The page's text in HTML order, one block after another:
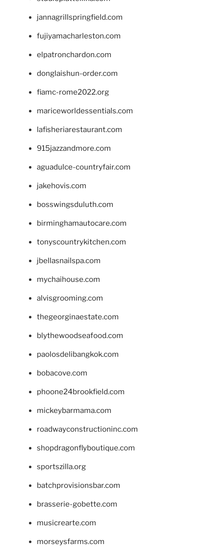
jannagrillspringfield.com
fujiyamacharleston.com
elpatronchardon.com
donglaishun-order.com
fiamc-rome2022.org
mariceworldessentials.com
lafisheriarestaurant.com
915jazzandmore.com
aguadulce-countryfair.com
jakehovis.com
bosswingsduluth.com
birminghamautocare.com
tonyscountrykitchen.com
jbellasnailspa.com
mychaihouse.com
alvisgrooming.com
thegeorginaestate.com
blythewoodseafood.com
paolosdelibangkok.com
bobacove.com
phoone24brookfield.com
mickeybarmama.com
roadwayconstructioninc.com
shopdragonflyboutique.com
sportszilla.org
batchprovisionsbar.com
brasserie-gobette.com
musicrearte.com
morseysfarms.com